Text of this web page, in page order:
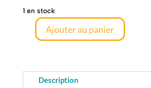
1 en stock
quantité
Kamaka
Ajouter au panier
Description